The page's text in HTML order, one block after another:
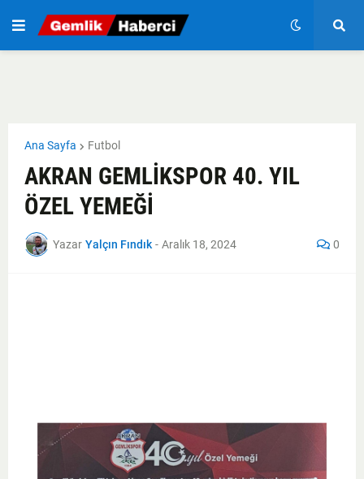
Ana Sayfa Futbol
AKRAN GEMLİKSPOR 40. YIL
ÖZEL YEMEĞİ
Yazar Yalçın Fındık - Aralık 18, 2024 0